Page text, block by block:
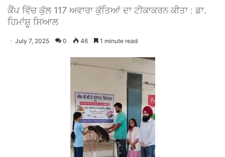
ਕੈਂਪ ਵਿੱਚ ਕੁੱਲ 117 ਅਵਾਰਾ ਕੁੱਤਿਆਂ ਦਾ ਟੀਕਾਕਰਨ ਕੀਤਾ : ਡਾ.
ਹਿਮਾਂਸ਼ੂ ਸਿਆਲ
July 7, 2025 0 46 1 minute read